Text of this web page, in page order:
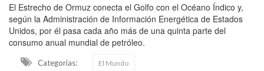
El Estrecho de Ormuz conecta el Golfo con el Océano Índico y,
según la Administración de Información Energética de Estados
Unidos, por él pasa cada año más de una quinta parte del
consumo anual mundial de petróleo.
Categorias: El Mundo